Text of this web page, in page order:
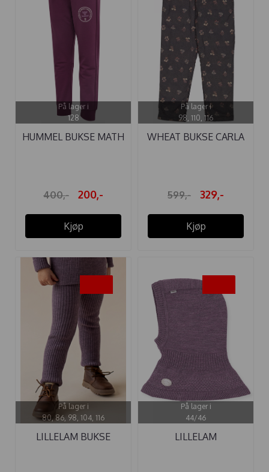
På lager i
128
HUMMEL BUKSE MATH
400,- 200,-
Kjøp
På lager i
98, 110, 116
WHEAT BUKSE CARLA
599,- 329,-
Kjøp
På lager i
80, 86, 98, 104, 116
LILLELAM BUKSE
På lager i
44/46
LILLELAM